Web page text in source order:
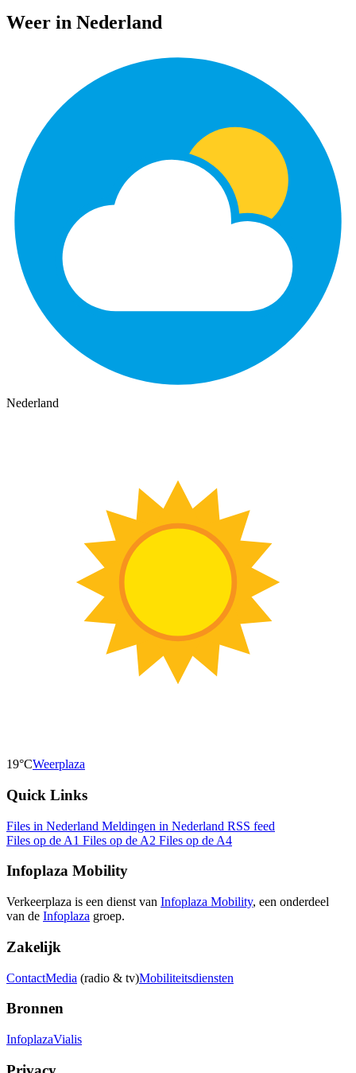
Weer in Nederland
Nederland
19°CWeerplaza
Quick Links
Files in Nederland Meldingen in Nederland RSS feed
Files op de A1 Files op de A2 Files op de A4
Infoplaza Mobility
Verkeerplaza is een dienst van Infoplaza Mobility, een onderdeel
van de Infoplaza groep.
Zakelijk
ContactMedia (radio & tv)Mobiliteitsdiensten
Bronnen
InfoplazaVialis